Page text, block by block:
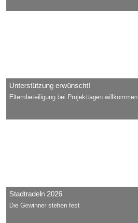
Unterstützung erwünscht!
Elternbeteiligung bei Projekttagen willkommen
Stadtradeln 2026
Die Gewinner stehen fest